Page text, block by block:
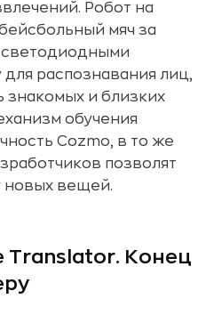
Робот на
мяч за
распознавания лиц,
знакомых и близких
обучения
Cozmo, в то же
позволят
новых вещей.
Translator. Конец